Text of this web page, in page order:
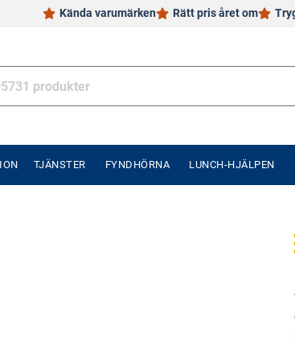
Kända varumärken Rätt pris året om
TJÄNSTER FYNDHÖRNA LUNCH-HJÄLPEN